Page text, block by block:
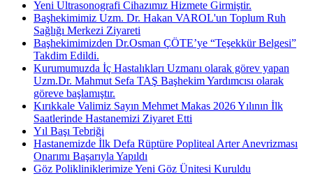
Yeni Ultrasonografi Cihazımız Hizmete Girmiştir.
Başhekimimiz Uzm. Dr. Hakan VAROL'un Toplum Ruh
Sağlığı Merkezi Ziyareti
Başhekimimizden Dr.Osman ÇÖTE’ye “Teşekkür Belgesi”
Takdim Edildi.
Kurumumuzda İç Hastalıkları Uzmanı olarak görev yapan
Uzm.Dr. Mahmut Sefa TAŞ Başhekim Yardımcısı olarak
göreve başlamıştır.
Kırıkkale Valimiz Sayın Mehmet Makas 2026 Yılının İlk
Saatlerinde Hastanemizi Ziyaret Etti
Yıl Başı Tebriği
Hastanemizde İlk Defa Rüptüre Popliteal Arter Anevrizması
Onarımı Başarıyla Yapıldı
Göz Polikliniklerimize Yeni Göz Ünitesi Kuruldu